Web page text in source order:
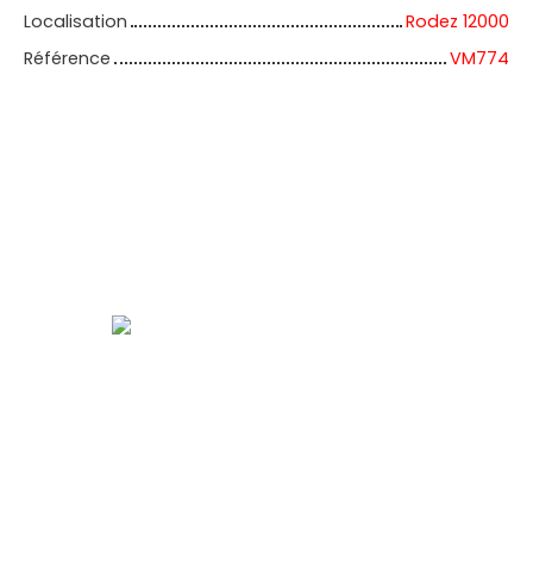
Localisation
Rodez 12000
Référence
VM774